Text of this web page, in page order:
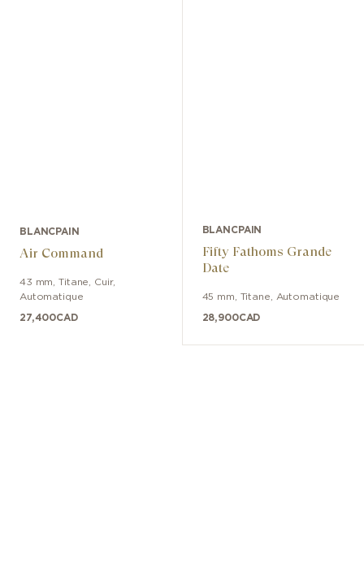
BLANCPAIN
Air Command
43 mm ,Titane Cuir,
Automatique
27,400CAD
BLANCPAIN
Fifty Fathoms Grande
Date
45 mm Titane Automatique
28,900CAD